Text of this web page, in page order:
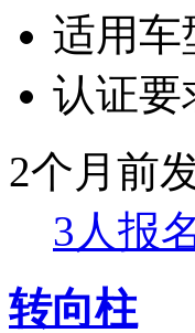
适用车
认证要
2个月前
3人报
转向柱